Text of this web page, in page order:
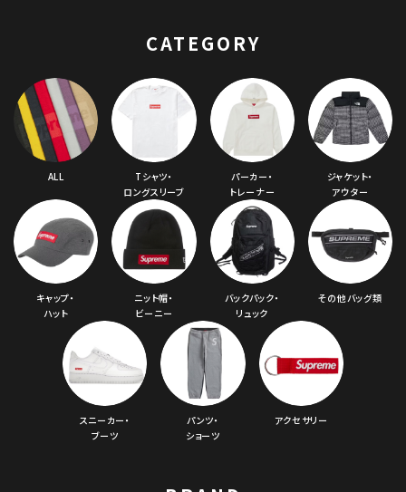
CATEGORY
ALL
Tシャツ・
ロングスリーブ
パーカー・
トレーナー
ジャケット・
アウター
キャップ・
ハット
ニット帽・
ビーニー
バックパック・
リュック
その他バッグ類
スニーカー・
ブーツ
パンツ・
ショーツ
アクセサリー